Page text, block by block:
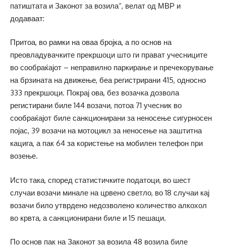
патиштата и Законот за возила“, велат од МВР и
додаваат:
Притоа, во рамки на оваа бројка, а по основ на
преовладувачките прекршоци што ги прават учесниците
во сообраќајот – неправилно паркирање и пречекорување
на брзината на движење, беа регистрирани 415, односно
333 прекршоци. Покрај ова, без возачка дозвола
регистирани биле 144 возачи, потоа 71 учесник во
сообраќајот биле санкционирани за неносење сигурносен
појас, 39 возачи на мотоцикл за неносење на заштитна
кацига, а пак 64 за користење на мобилен телефон при
возење.
Исто така, според статистичките податоци, во шест
случаи возачи минале на црвено светло, во 18 случаи кај
возачи било утврдено недозволено количество алкохол
во крвта, а санкционирани биле и 15 пешаци.
По основ пак на Законот за возила 48 возила биле